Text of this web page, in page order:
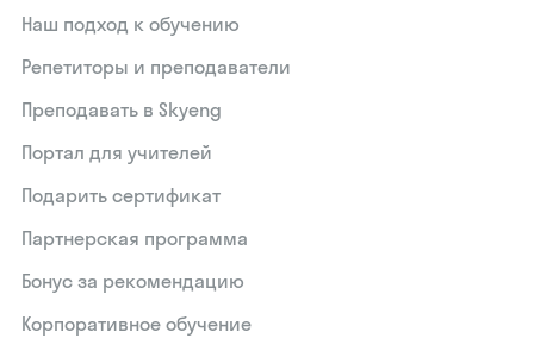
Наш подход к обучению
Репетиторы и преподаватели
Преподавать в Skyeng
Портал для учителей
Подарить сертификат
Партнерская программа
Бонус за рекомендацию
Корпоративное обучение